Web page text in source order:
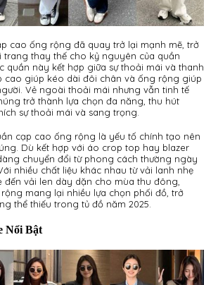
cao ống rộng đã quay trở lại mạnh mẽ, trở
trang thay thế cho kỷ nguyên của quần
quần này kết hợp giữa sự thoải mái và thanh
cao giúp kéo dài đôi chân và ống rộng giúp
Vẻ ngoài thoải mái nhưng vẫn tinh tế
trở thành lựa chọn đa năng, thu hút
sự thoải mái và sang trọng.
cạp cao ống rộng là yếu tố chính tạo nên
Dù kết hợp với áo crop top hay blazer
chuyển đổi từ phong cách thường ngày
nhiều chất liệu khác nhau từ vải lanh nhẹ
đến vải len dày dặn cho mùa thu đông,
mang lại nhiều lựa chọn phối đồ, trở
thể thiếu trong tủ đồ năm 2025.
Nổi Bật